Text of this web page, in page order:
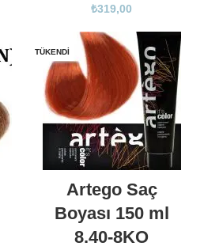
₺319,00
TÜKENDI
Artego Saç
Boyası 150 ml
8.40-8KO